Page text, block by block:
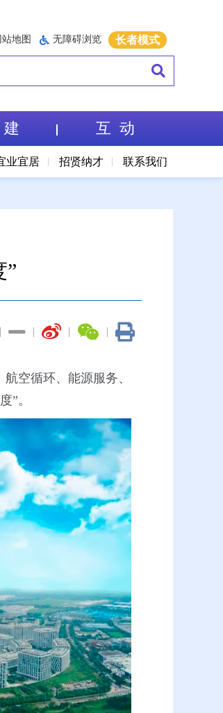
站地图 无障碍浏览 长者模式
业宜居 招贤纳才 联系我们
互 动
”
|
|
|
|
空循环、能源服务、
”。